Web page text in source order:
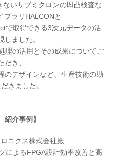
いサブミクロンの凹凸検査な
ブラリHALCONと
で取得できる3次元データの活
しました。
理の活用とその成果についてご
だき、
のデザインなど、生産技術の勘
きました。
紹介事例】
ニクス株式会社殿
よるFPGA設計効率改善と高